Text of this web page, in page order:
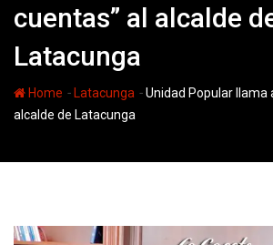
cuentas” al alcalde
Latacunga
Home - Latacunga -Unidad Popular llama
alcalde de Latacunga